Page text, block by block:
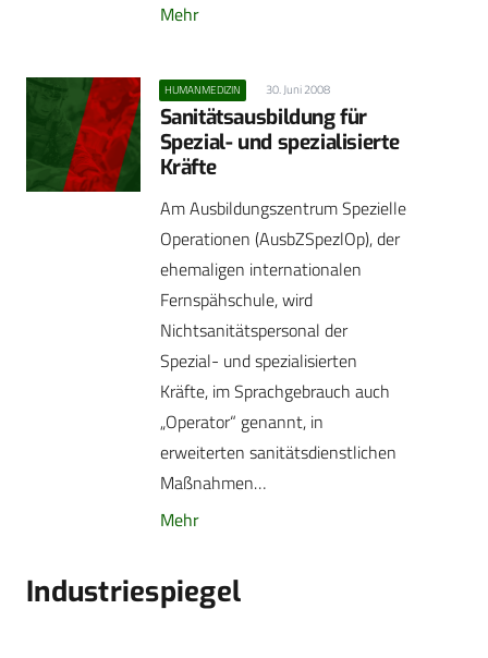
Mehr
HUMANMEDIZIN 30. Juni 2008
Sanitätsausbildung für
Spezial- und spezialisierte
Kräfte
Am Ausbildungszentrum Spezielle
Operationen (AusbZSpezlOp), der
ehemaligen internationalen
Fernspähschule, wird
Nichtsanitätspersonal der
Spezial- und spezialisierten
Kräfte, im Sprachgebrauch auch
„Operator“ genannt, in
erweiterten sanitätsdienstlichen
Maßnahmen…
Mehr
Industriespiegel